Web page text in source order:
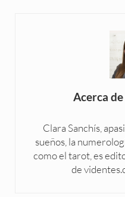
Acerca de
Clara Sanchís,
sueños, la
como el tarot, es
de